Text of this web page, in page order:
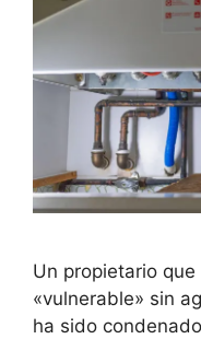
Un propietario
«vulnerable» sin
ha sido